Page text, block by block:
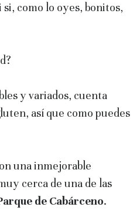
si, como lo oyes, bonitos,
y variados, cuenta
así que como puedes
una inmejorable
cerca de una de las
de Cabárceno.